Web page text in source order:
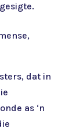
dat in
as ‘n